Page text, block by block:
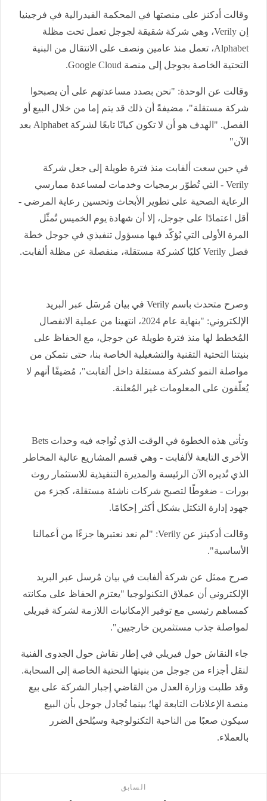
وقالت أدكنز على منصتها في المحكمة الفيدرالية في فرجينيا
إن Verily، وهي شركة شقيقة لجوجل تعمل تحت مظلة
Alphabet، تعمل منذ عامين ونصف على الانتقال من البنية
التحتية الخاصة بجوجل إلى منصة Google Cloud
.
وقالت عن الوحدة: "نحن بصدد مساعدتهم على أن يصبحوا
شركة مستقلة"، مضيفةً أن ذلك قد يتم إما من خلال البيع أو
الفصل. "الهدف هو أن لا تكون كيانًا تابعًا لشركة Alphabet بعد
الآن"
في حين سعت ألفابت منذ فترة طويلة إلى جعل شركة
Verily - التي تُطوّر برمجيات وخدمات لمساعدة ممارسي
الرعاية الصحية على تطوير الأبحاث وتحسين رعاية المرضى -
أقل اعتمادًا على جوجل، إلا أن شهادة يوم الخميس تُمثّل
المرة الأولى التي يُؤكّد فيها مسؤول تنفيذي في جوجل خطة
فصل Verily كليًا كشركة مستقلة، منفصلة عن مظلة ألفابت.
وصرح متحدث باسم Verily في بيان مُرسَل عبر البريد
الإلكتروني: "بنهاية عام 2024، انتهينا من عملية الانفصال
المُخطط لها منذ فترة طويلة عن جوجل، مع الحفاظ على
بنيتنا التحتية التقنية والتشغيلية الخاصة بنا، حتى نتمكن من
مواصلة النمو كشركة مستقلة داخل ألفابت"، مُضيفًا أنهم لا
يُعلّقون على المعلومات غير المُعلنة.
وتأتي هذه الخطوة في الوقت الذي تُواجه فيه وحدات Bets
الأخرى التابعة لألفابت - وهي قسم المشاريع عالية المخاطر
الذي تُديره الآن الرئيسة والمديرة التنفيذية للاستثمار روث
بورات - ضغوطًا لتصبح شركات ناشئة مستقلة، كجزء من
جهود إدارة التكتل بشكل أكثر إحكامًا.
وقالت أدكينز عن Verily: "لم نعد نعتبرها جزءًا من أعمالنا
الأساسية".
صرح ممثل عن شركة ألفابت في بيان مُرسل عبر البريد
الإلكتروني أن عملاق التكنولوجيا "يعتزم الحفاظ على مكانته
كمساهم رئيسي مع توفير الإمكانيات اللازمة لشركة فيريلي
لمواصلة جذب مستثمرين خارجيين".
جاء النقاش حول فيريلي في إطار نقاش حول الجدوى الفنية
لنقل أجزاء من جوجل من بنيتها التحتية الخاصة إلى السحابة.
وقد طلبت وزارة العدل من القاضي إجبار الشركة على بيع
منصة الإعلانات التابعة لها؛ بينما تُجادل جوجل بأن البيع
سيكون صعبًا من الناحية التكنولوجية وسيُلحق الضرر
بالعملاء.
السابق